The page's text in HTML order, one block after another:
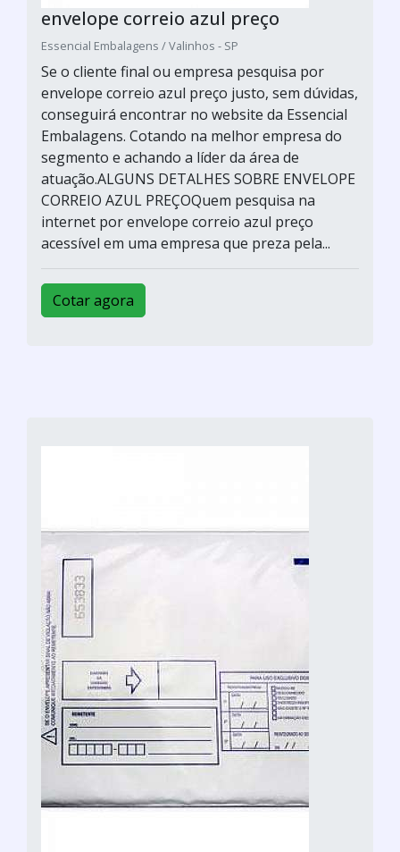
envelope correio azul preço
Essencial Embalagens / Valinhos - SP
Se o cliente final ou empresa pesquisa por
envelope correio azul preço justo, sem dúvidas,
conseguirá encontrar no website da Essencial
Embalagens. Cotando na melhor empresa do
segmento e achando a líder da área de
atuação.ALGUNS DETALHES SOBRE ENVELOPE
CORREIO AZUL PREÇOQuem pesquisa na
internet por envelope correio azul preço
acessível em uma empresa que preza pela...
Cotar agora